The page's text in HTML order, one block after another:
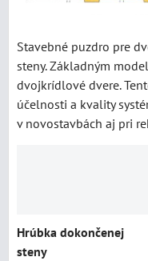
Stavebné puzdro pre
steny. Základným
dvojkrídlové dvere.
účelnosti a kvality
v novostavbách aj pri
Hrúbka dokončenej
steny